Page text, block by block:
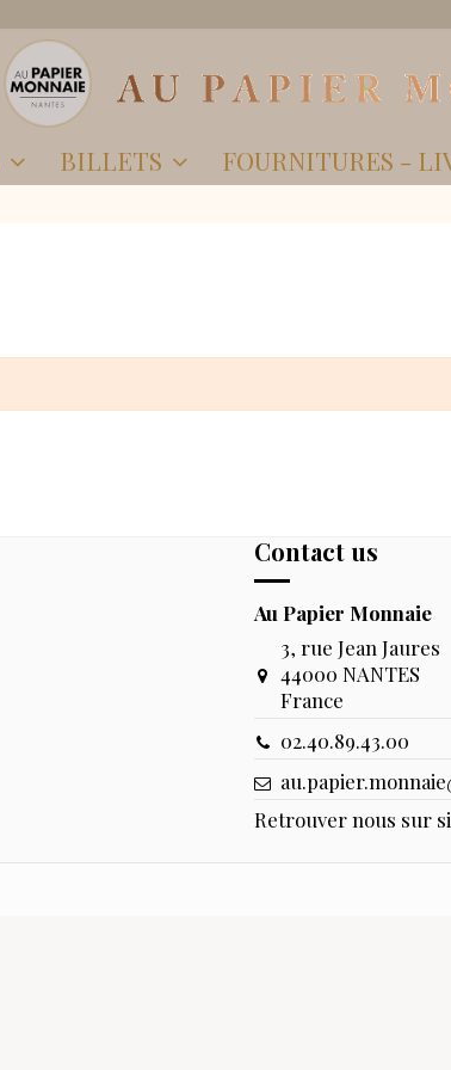
BILLETS FOURNITURES -
Contact us
Au Papier Monnaie
3, rue Jean Jaures
44000 NANTES
France
02.40.89.43.00
Retrouver nous sur